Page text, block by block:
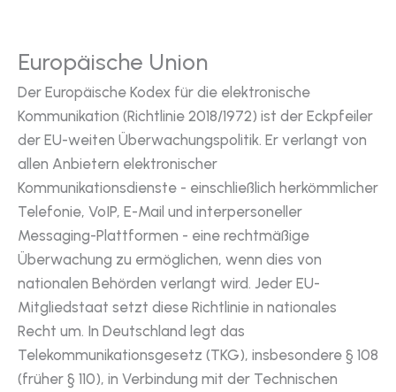
Europäische Union
Der Europäische Kodex für die elektronische
Kommunikation (Richtlinie 2018/1972) ist der Eckpfeiler
der EU-weiten Überwachungspolitik. Er verlangt von
allen Anbietern elektronischer
Kommunikationsdienste - einschließlich herkömmlicher
Telefonie, VoIP, E-Mail und interpersoneller
Messaging-Plattformen - eine rechtmäßige
Überwachung zu ermöglichen, wenn dies von
nationalen Behörden verlangt wird. Jeder EU-
Mitgliedstaat setzt diese Richtlinie in nationales
Recht um. In Deutschland legt das
Telekommunikationsgesetz (TKG), insbesondere § 108
(früher § 110), in Verbindung mit der Technischen